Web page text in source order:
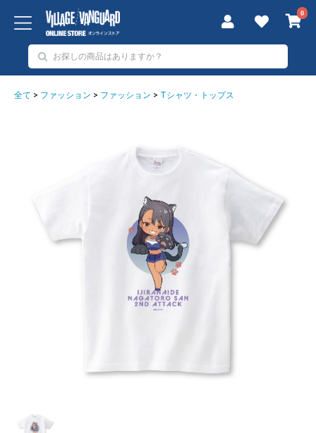
0
全て > ファッション > ファッション > Tシャツ・トップス